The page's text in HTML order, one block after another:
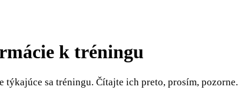
k tréningu
sa tréningu. Čítajte ich preto, prosím, pozorne.